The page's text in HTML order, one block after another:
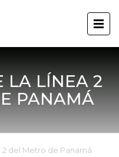
LA LÍNEA 2
PANAMÁ
del Metro de Panamá